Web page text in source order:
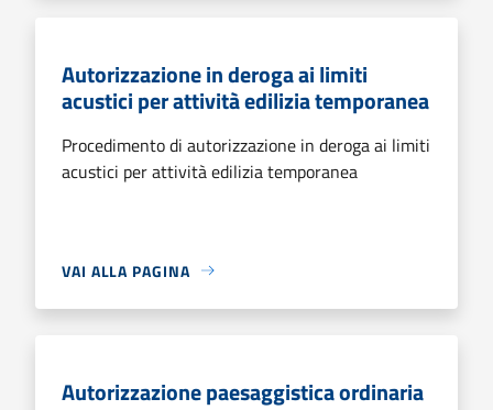
Autorizzazione in deroga ai limiti
acustici per attività edilizia temporanea
Procedimento di autorizzazione in deroga ai limiti
acustici per attività edilizia temporanea
VAI ALLA PAGINA
Autorizzazione paesaggistica ordinaria